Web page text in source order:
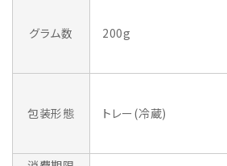
グラム数 200g
包装形態 トレー(冷蔵)